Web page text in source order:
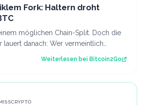
Fork: Haltern droht
möglichen Chain-Split. Doch die
lauert danach: Wer vermeintlich
verkauft, k…
Weiterlesen bei Bitcoin2Go